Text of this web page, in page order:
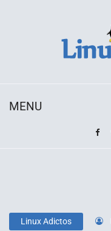
MENU
Linux Adictos